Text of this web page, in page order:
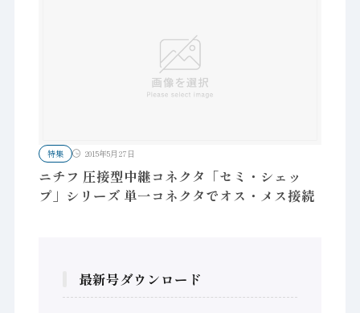
特集 2015年5月27日
ニチフ 圧接型中継コネクタ「セミ・シェッ
プ」シリーズ 単一コネクタでオス・メス接続
最新号ダウンロード